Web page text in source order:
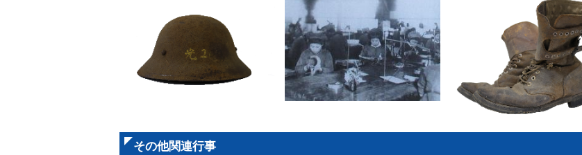
その他関連行事